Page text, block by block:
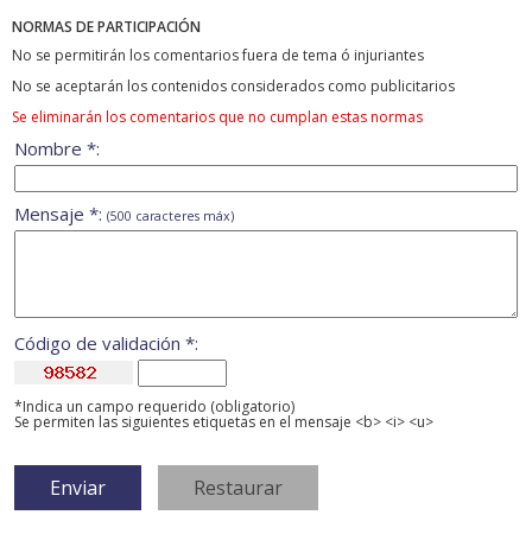
NORMAS DE PARTICIPACIÓN
No se permitirán los comentarios fuera de tema ó injuriantes
No se aceptarán los contenidos considerados como publicitarios
Se eliminarán los comentarios que no cumplan estas normas
Nombre *:
Mensaje *: (500 caracteres máx)
Código de validación *:
*Indica un campo requerido (obligatorio)
Se permiten las siguientes etiquetas en el mensaje <b> <i> <u>